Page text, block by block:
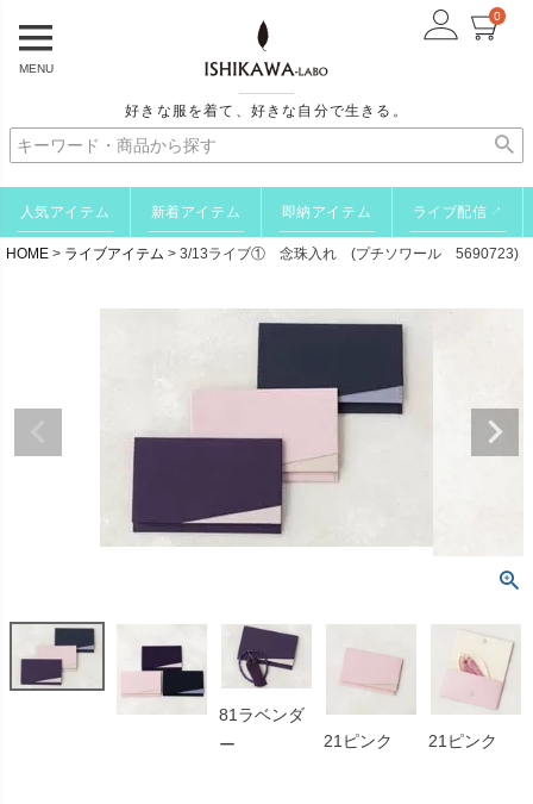
MENU
好きな服を着て、好きな自分で生きる。
0
人気アイテム 新着アイテム 即納アイテム ライブ配信 ↗
HOME ライブアイテム 3/13ライブ① 念珠入れ (プチソワール 5690723)
81ラベンダ
ー
21ピンク 21ピンク